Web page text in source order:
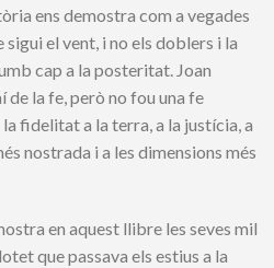
ens demostra com a vegades
el vent, i no els doblers i la
cap a la posteritat. Joan
la fe, però no fou una fe
fidelitat a la terra, a la justícia, a
nostrada i a les dimensions més
en aquest llibre les seves mil
que passava els estius a la